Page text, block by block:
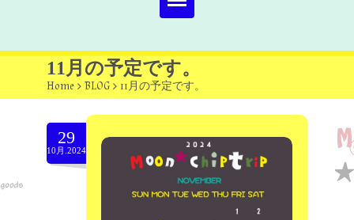
Home
about
Select item
omutucake
moon chip trip original
11月の予定です。
Home > BLOG > 11月の予定です。
29
10月.2024